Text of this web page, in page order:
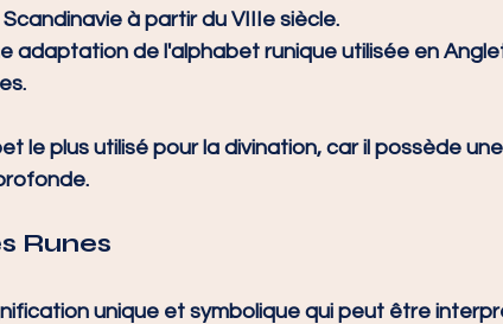
à partir du VIIIe siècle.
adaptation de l'alphabet runique utilisée en
le plus utilisé pour la divination, car il possède une
Runes
unique et symbolique qui peut être